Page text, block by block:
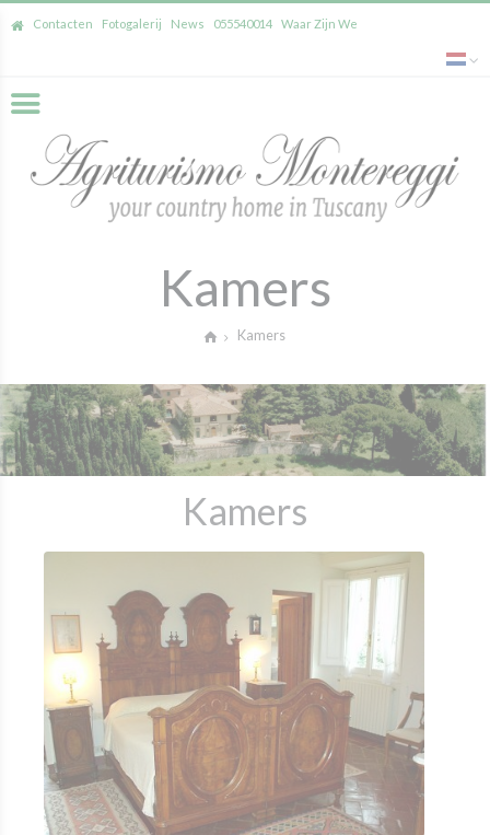
Contacten Fotogalerij News 055540014 Waar Zijn We
Kamers
Kamers
Kamers